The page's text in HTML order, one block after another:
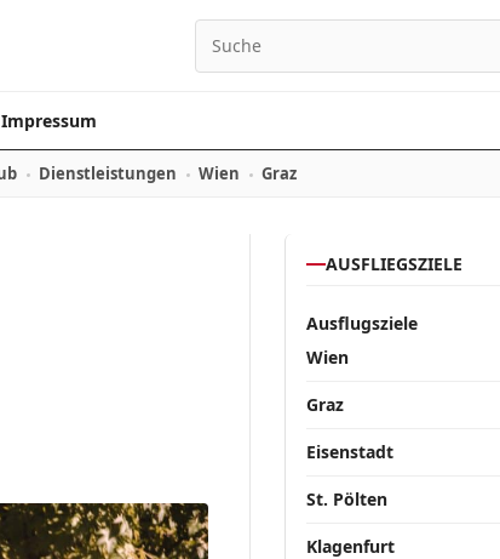
Suchen nach:
Impressum
Dienstleistungen Wien Graz
AUSFLIEGSZIELE
Ausflugsziele
Wien
Graz
Eisenstadt
St. Pölten
Klagenfurt